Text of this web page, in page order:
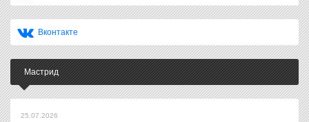
Вконтакте
Мастрид
25.07.2026